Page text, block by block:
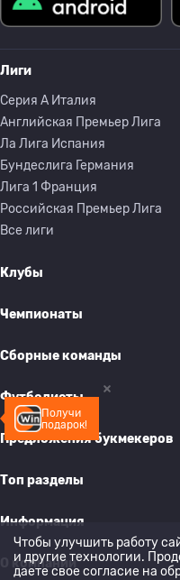
Получи
подарок!
Лиги
Серия A Италия
Английская Премьер Лига
Ла Лига Испания
Бундеслига Германия
Лига 1 Франция
Российская Премьер Лига
Все лиги
Клубы
Чемпионаты
Сборные команды
Футболисты
Предложения букмекеров
Топ разделы
Информация
О компании
Чтобы улучшить работу
и другие технологии.
даете свое согласие на